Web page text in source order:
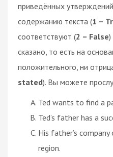
приведённых утверждений
содержанию текста (1 –
соответствуют (2 – False)
сказано, то есть на
положительного, ни
stated). Вы можете
Ted wants to find a
Ted’s father has a
His father’s
region.